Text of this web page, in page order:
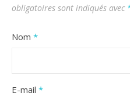
obligatoires sont indiqués avec
Nom *
E-mail *